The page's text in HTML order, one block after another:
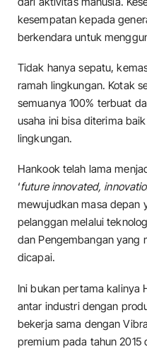
kesempatan kepada
berkendara untuk
Tidak hanya sepatu,
ramah lingkungan. Kotak
semuanya 100% terbuat
usaha ini bisa diterima
lingkungan.
Hankook telah lama
‘future innovated,
mewujudkan masa depan
pelanggan melalui
dan Pengembangan yang
dicapai.
Ini bukan pertama kalinya
antar industri dengan
bekerja sama dengan
premium pada tahun